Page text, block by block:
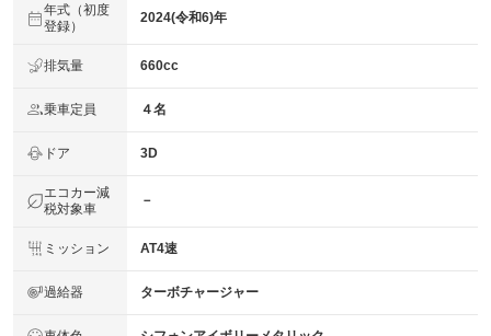
年式（初度
登録）
2024(令和6)年
排気量 660cc
乗車定員 ４名
ドア 3D
エコカー減
税対象車
－
ミッション AT4速
過給器 ターボチャージャー